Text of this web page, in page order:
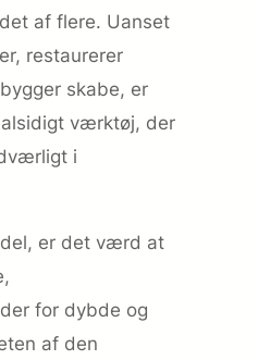
af flere. Uanset
restaurerer
skabe, er
værktøj, der
i
er det værd at
for dybde og
af den